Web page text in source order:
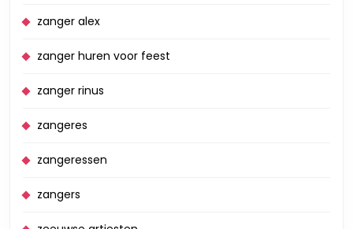
zanger alex
zanger huren voor feest
zanger rinus
zangeres
zangeressen
zangers